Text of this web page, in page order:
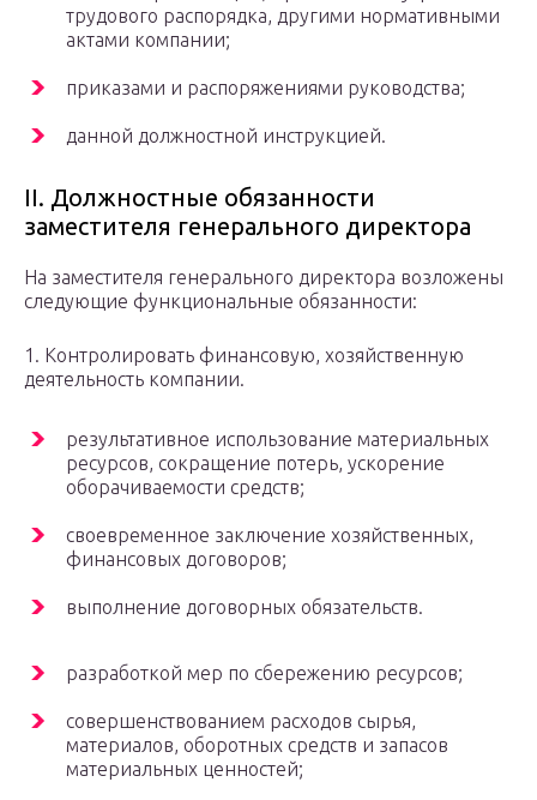
трудового распорядка, другими нормативными
актами компании;
приказами и распоряжениями руководства;
данной должностной инструкцией.
ІІ. Должностные обязанности
заместителя генерального директора
На заместителя генерального директора возложены
следующие функциональные обязанности:
1. Контролировать финансовую, хозяйственную
деятельность компании.
результативное использование материальных
ресурсов, сокращение потерь, ускорение
оборачиваемости средств;
своевременное заключение хозяйственных,
финансовых договоров;
выполнение договорных обязательств.
разработкой мер по сбережению ресурсов;
совершенствованием расходов сырья,
материалов, оборотных средств и запасов
материальных ценностей;